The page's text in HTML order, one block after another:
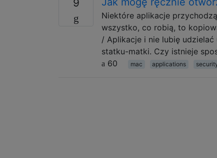
9
Niektóre aplikacje
wszystko, co robią, to
/ Aplikacje i nie lubię
statku-matki. Czy istnieje
60
mac applications